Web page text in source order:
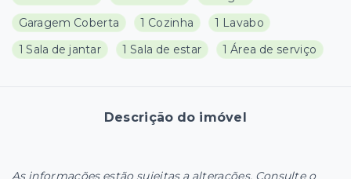
Garagem Coberta
1 Cozinha
1 Lavabo
1 Sala de jantar
1 Sala de estar 1 Área de serviço
Descrição do imóvel
As informações estão sujeitas a alterações. Consulte o